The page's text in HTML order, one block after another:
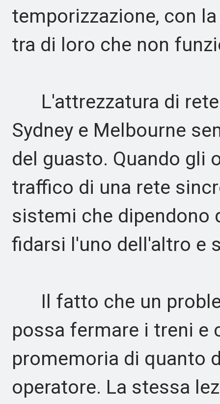
temporizzazione, con
tra di loro che non
L'attrezzatura di rete
Sydney e Melbourne
del guasto. Quando gli
traffico di una rete
sistemi che dipendono
fidarsi l'uno dell'altro e
Il fatto che un
possa fermare i treni e
promemoria di quanto
operatore. La stessa